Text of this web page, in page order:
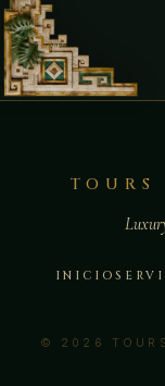
TOURS
INICIO
© 2026